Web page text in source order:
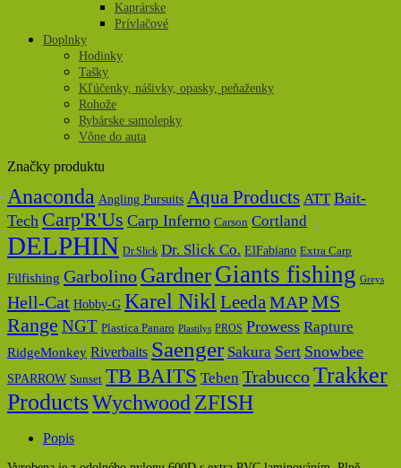
Kaprárske
Prívlačové
Doplnky
Hodinky
Tašky
Kľúčenky, nášivky, opasky, peňaženky
Rohože
Rybárske samolepky
Vône do auta
Značky produktu
Anaconda Angling Pursuits Aqua Products ATT Bait-
Tech Carp'R'Us Carp Inferno Carson Cortland
DELPHIN Dr.Slick Dr. Slick Co. ElFabiano Extra Carp
Filfishing Garbolino GardnerGiants fishing Greys
Hell-Cat Hobby-G Karel Nikl Leeda MAPMS
Range NGT Plastica Panaro Plastilys PROS Prowess Rapture
RidgeMonkey Riverbaits Saenger Sakura Sert Snowbee
SPARROW Sunset TB BAITS Teben TrabuccoTrakker
ProductsWychwood ZFISH
Popis